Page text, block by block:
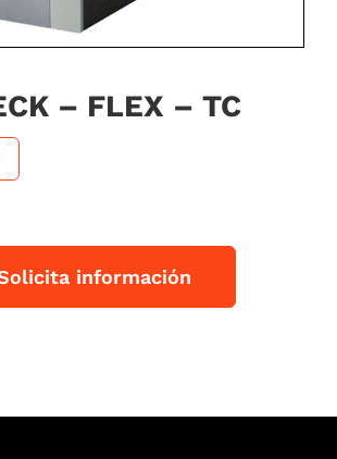
– FLEX – TC
información